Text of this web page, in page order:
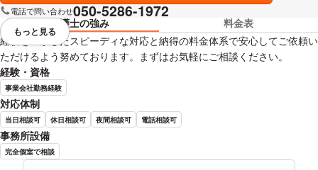
電話で問い合わせ050-5286-1972
弁護士の強み
料金表
経験を生かしたスピーディな対応と納得の料金体系で安心してご依頼い
ただけるよう努めております。まずはお気軽にご相談ください。
経験・資格
事業会社勤務経験
対応体制
当日相談可 休日相談可 夜間相談可 電話相談可
事務所設備
完全個室で相談
視覚的に省略されている要素を
もっと見る